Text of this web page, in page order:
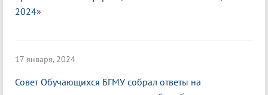
2024»
17 января, 2024
Совет Обучающихся БГМУ собрал ответы на